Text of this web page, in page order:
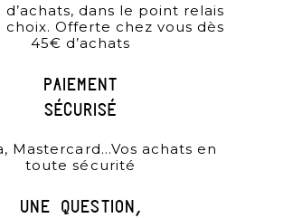
d’achats, dans le point relais
choix. Offerte chez vous dès
45€ d’achats
paiement
sécurisé
Mastercard…Vos achats en
toute sécurité
une question,